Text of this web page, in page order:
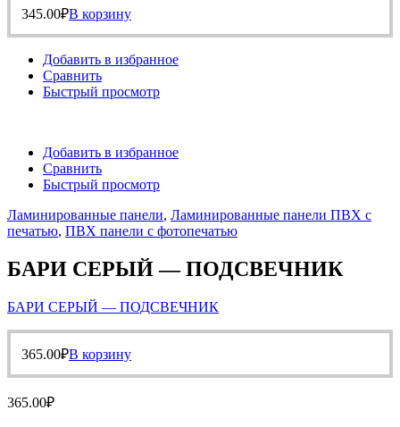
345.00₽В корзину
Добавить в избранное
Сравнить
Быстрый просмотр
Добавить в избранное
Сравнить
Быстрый просмотр
Ламинированные панели, Ламинированные панели ПВХ с
печатью, ПВХ панели с фотопечатью
БАРИ СЕРЫЙ — ПОДСВЕЧНИК
БАРИ СЕРЫЙ — ПОДСВЕЧНИК
365.00₽В корзину
365.00₽